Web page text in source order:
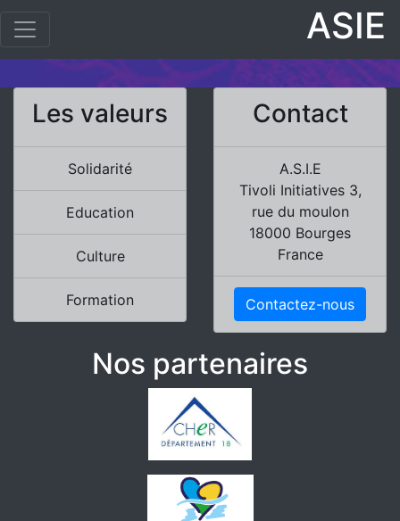
ASIE
Les valeurs
Solidarité
Education
Culture
Formation
Contact
A.S.I.E
Tivoli Initiatives 3,
rue du moulon
18000 Bourges
France
Contactez-nous
Nos partenaires